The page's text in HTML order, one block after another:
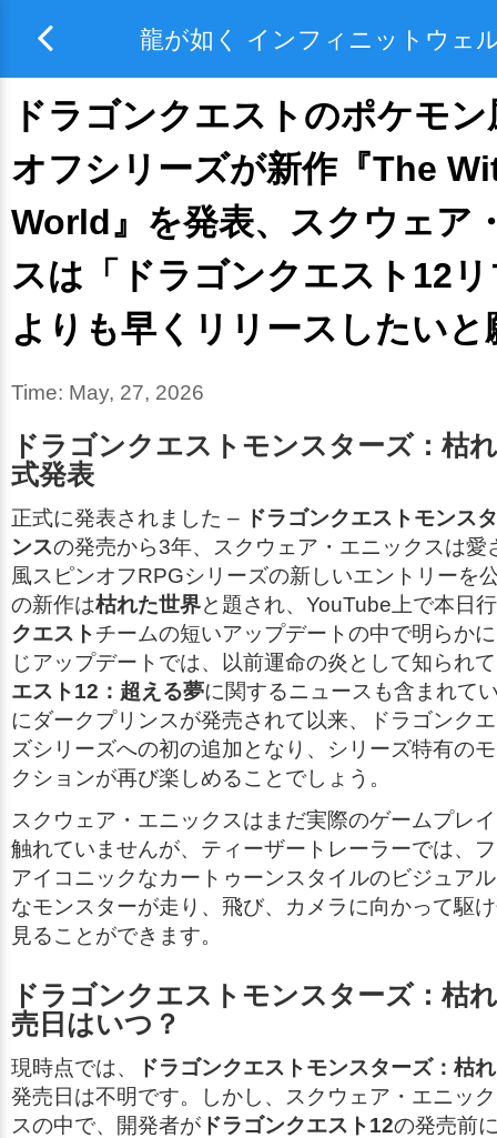
龍が如く インフィニットウェ
ドラゴンクエストのポケモ
オフシリーズが新作『The
World』を発表、スクウェア
スは「ドラゴンクエスト12
よりも早くリリースしたいと
Time: May, 27, 2026
ドラゴンクエストモンスターズ：枯
式発表
正式に発表されました – ドラゴンクエストモンス
ンスの発売から3年、スクウェア・エニックスは愛
風スピンオフRPGシリーズの新しいエントリーを
の新作は枯れた世界と題され、YouTube上で本日
クエストチームの短いアップデートの中で明らか
じアップデートでは、以前運命の炎 として知られ
エスト12：超える夢に関するニュースも含まれて
にダークプリンスが発売されて以来、ドラゴンク
ズシリーズへの初の追加となり、シリーズ特有の
クションが再び楽しめることでしょう。
スクウェア・エニックスはまだ実際のゲームプレ
触れていませんが、ティーザートレーラーでは、
アイコニックなカートゥーンスタイルのビジュア
なモンスターが走り、飛び、カメラに向かって駆
見ることができます。
ドラゴンクエストモンスターズ：枯
売日はいつ？
現時点では、
ドラゴンクエストモンスターズ：枯
発売日は不明です。しかし、スクウェア・エニッ
スの中で、開発者が ドラゴンクエスト12の発売前